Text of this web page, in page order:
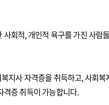
회적, 개인적 욕구를 가진 사람
지사 자격증을 취득하고, 사회
증 취득이 가능합니다.